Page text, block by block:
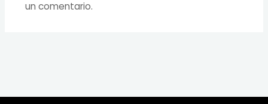
un comentario.